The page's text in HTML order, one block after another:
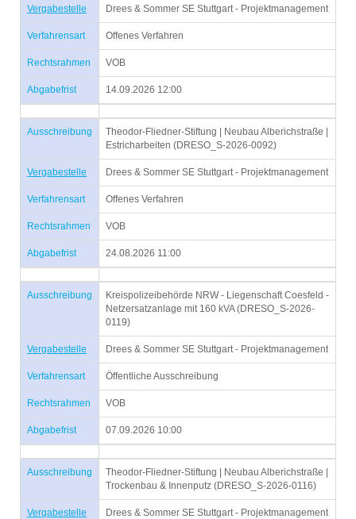
Vergabestelle Drees & Sommer SE Stuttgart - Projektmanagement
Verfahrensart Offenes Verfahren
Rechtsrahmen VOB
Abgabefrist 14.09.2026 12:00
Ausschreibung
Theodor-Fliedner-Stiftung | Neubau Alberichstraße |
Estricharbeiten (DRESO_S-2026-0092)
Vergabestelle Drees & Sommer SE Stuttgart - Projektmanagement
Verfahrensart Offenes Verfahren
Rechtsrahmen VOB
Abgabefrist 24.08.2026 11:00
Ausschreibung
Kreispolizeibehörde NRW - Liegenschaft Coesfeld -
Netzersatzanlage mit 160 kVA (DRESO_S-2026-
0119)
Vergabestelle Drees & Sommer SE Stuttgart - Projektmanagement
Verfahrensart Öffentliche Ausschreibung
Rechtsrahmen VOB
Abgabefrist 07.09.2026 10:00
Ausschreibung
Theodor-Fliedner-Stiftung | Neubau Alberichstraße |
Trockenbau & Innenputz (DRESO_S-2026-0116)
Vergabestelle Drees & Sommer SE Stuttgart - Projektmanagement